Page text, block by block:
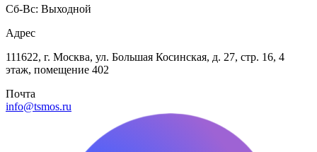
Сб-Вс: Выходной
Адрес
111622, г. Москва, ул. Большая Косинская, д. 27, стр. 16, 4
этаж, помещение 402
Почта
info@tsmos.ru